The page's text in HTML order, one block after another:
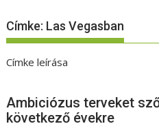
Címke: Las Vegasban
Címke leírása
Ambiciózus terveket
következő évekre